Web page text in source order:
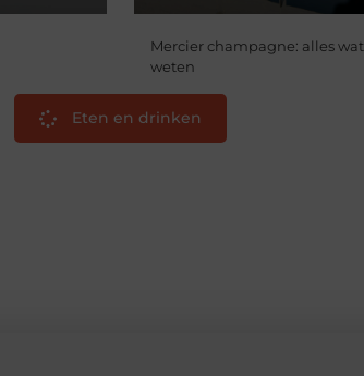
Mercier champagne: alles
weten
Eten en drinken